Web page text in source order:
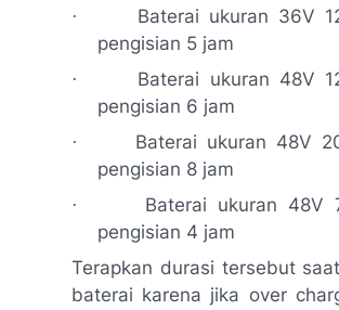
·
Baterai ukuran 36V
pengisian 5 jam
·
Baterai ukuran 48V
pengisian 6 jam
·
Baterai ukuran 48V
pengisian 8 jam
·
Baterai ukuran 48V
pengisian 4 jam
Terapkan durasi tersebut
baterai karena jika over